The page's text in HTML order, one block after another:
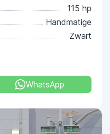
115 hp
Handmatige
Zwart
WhatsApp